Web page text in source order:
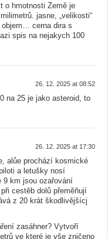
o hmotnosti Země je
jasne, „velikosti“
cerna dira s
spis na nejakych 100
26. 12. 2025 at 08:52
na 25 je jako asteroid, to
26. 12. 2025 at 17:30
alůe prochází kosmické
a letušky nosí
9 km jsou ozařování
cestěb dolů přeměňují
z 20 krát škodlivějšícj
zasáhner? Vytvoří
ve které je vše zničeno